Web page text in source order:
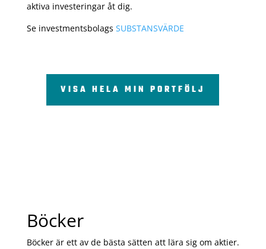
aktiva investeringar åt dig.
Se investmentsbolags SUBSTANSVÄRDE
VISA HELA MIN PORTFÖLJ
Böcker
Böcker är ett av de bästa sätten att lära sig om aktier.